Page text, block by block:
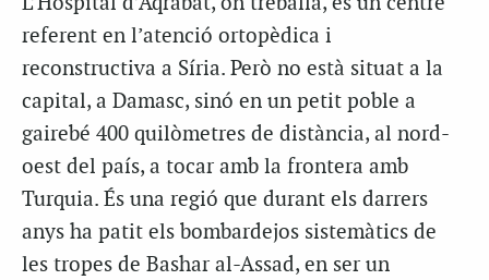
referent en l’atenció ortopèdica i
reconstructiva a Síria. Però no està situat a la
capital, a Damasc, sinó en un petit poble a
gairebé 400 quilòmetres de distància, al nord-
oest del país, a tocar amb la frontera amb
Turquia. És una regió que durant els darrers
anys ha patit els bombardejos sistemàtics de
les tropes de Bashar al-Assad, en ser un